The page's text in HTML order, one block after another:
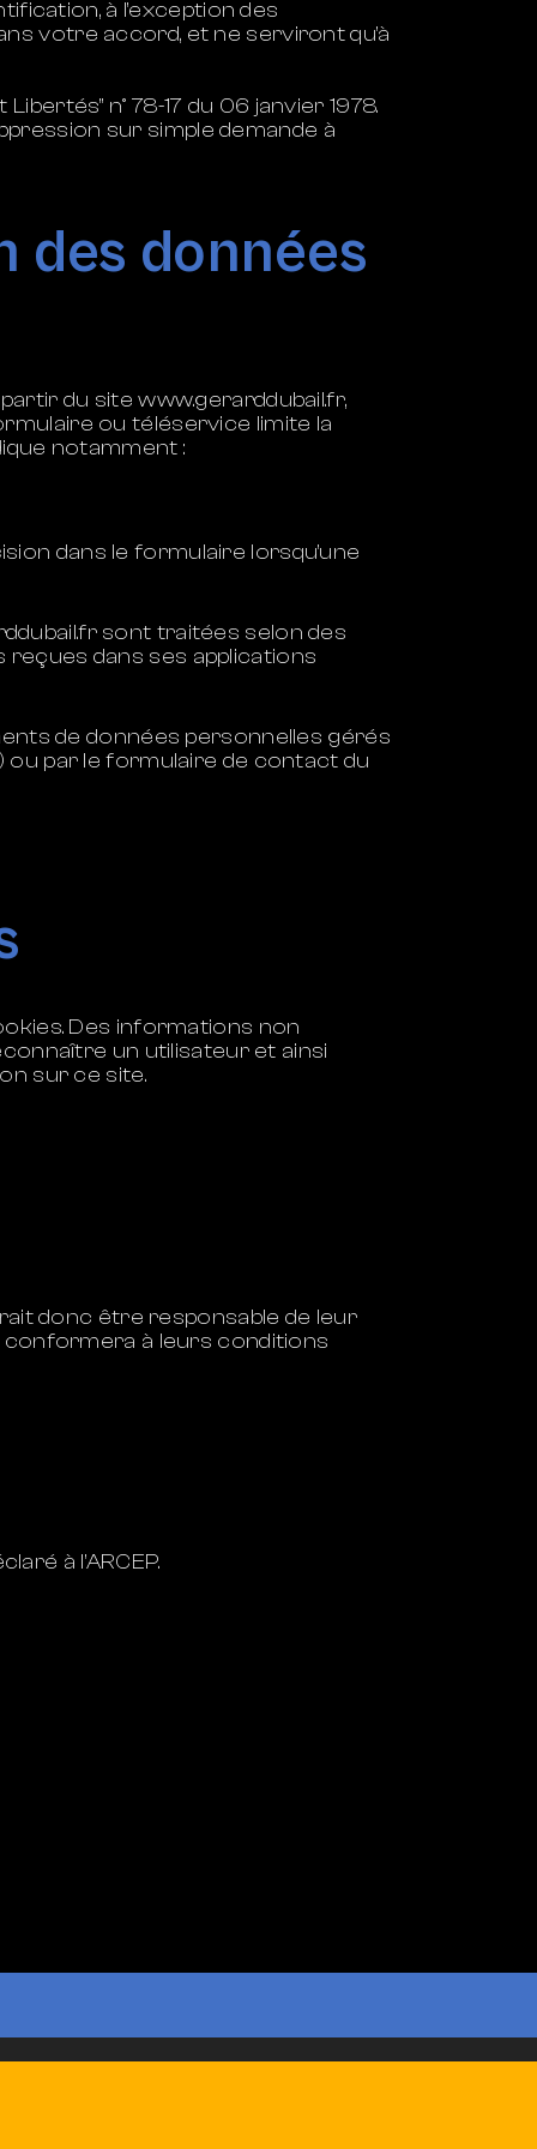
à l’exception des
votre accord, et ne serviront qu’à
n° 78-17 du 06 janvier 1978.
sur simple demande à
des données
partir du sitewww.gerarddubail.fr,
ou téléservice limite la
notamment :
dans le formulaire lorsqu’une
sont traitées selon des
dans ses applications
de données personnelles gérés
ou par le formulaire de contact du
Des informations non
un utilisateur et ainsi
sur ce site.
donc être responsable de leur
conformera à leurs conditions
à l’ARCEP.